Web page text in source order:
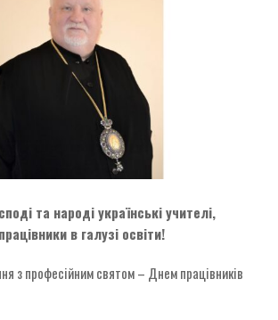
та народі українські учителі,
в галузі освіти!
з професійним святом – Днем працівників